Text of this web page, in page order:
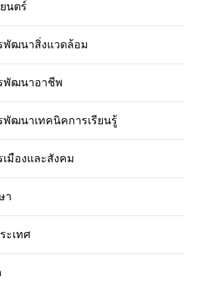
นตร์
พัฒนาสิ่งแวดล้อม
พัฒนาอาชีพ
พัฒนาเทคนิคการเรียนรู้
มืองและสังคม
า
ะเทศ